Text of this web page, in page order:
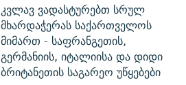
კვლავ ვადასტურებთ სრულ
მხარდაჭერას საქართველოს
მიმართ - საფრანგეთის,
გერმანიის, იტალიისა და დიდი
ბრიტანეთის საგარეო უწყებები